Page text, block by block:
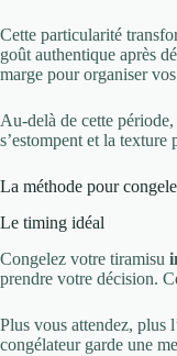
Cette particularité
goût authentique après
marge pour organiser
Au-delà de cette
s’estompent et la texture
La méthode pour
Le timing idéal
Congelez votre tiramisu
prendre votre décision.
Plus vous attendez, plus
congélateur garde une